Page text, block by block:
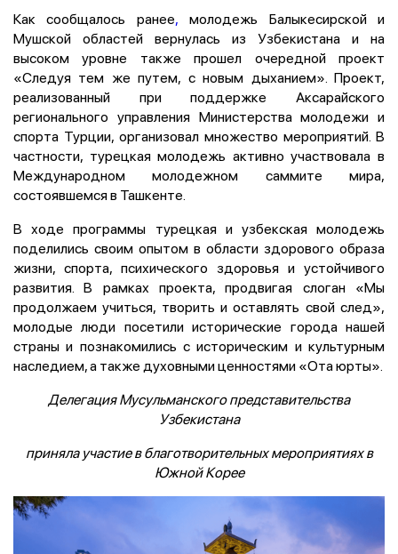
Как сообщалось ранее, молодежь Балыкесирской и
Мушской областей вернулась из Узбекистана и на
высоком уровне также прошел очередной проект
«Следуя тем же путем, с новым дыханием». Проект,
реализованный при поддержке Аксарайского
регионального управления Министерства молодежи и
спорта Турции, организовал множество мероприятий. В
частности, турецкая молодежь активно участвовала в
Международном молодежном саммите мира,
состоявшемся в Ташкенте.
В ходе программы турецкая и узбекская молодежь
поделились своим опытом в области здорового образа
жизни, спорта, психического здоровья и устойчивого
развития. В рамках проекта, продвигая слоган «Мы
продолжаем учиться, творить и оставлять свой след»,
молодые люди посетили исторические города нашей
страны и познакомились с историческим и культурным
наследием, а также духовными ценностями «Ота юрты».
Делегация Мусульманского представительства
Узбекистана
приняла участие в благотворительных мероприятиях в
Южной Корее